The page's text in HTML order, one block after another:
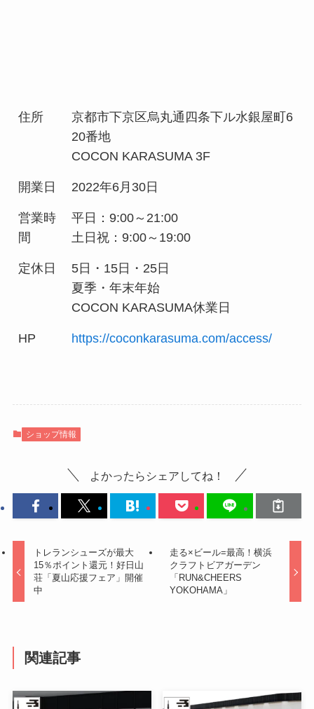
住所
京都市下京区烏丸通四条下ル水銀屋町6
20番地
COCON KARASUMA 3F
開業日 2022年6月30日
営業時
間
平日：9:00～21:00
土日祝：9:00～19:00
定休日
5日・15日・25日
夏季・年末年始
COCON KARASUMA休業日
HP https://coconkarasuma.com/access/
ショップ情報
よかったらシェアしてね！
トレランシューズが最大
15％ポイント還元！好日山
荘「夏山応援フェア」開催
中
走る×ビール=最高！横浜
クラフトビアガーデン
「RUN&CHEERS
YOKOHAMA」
関連記事